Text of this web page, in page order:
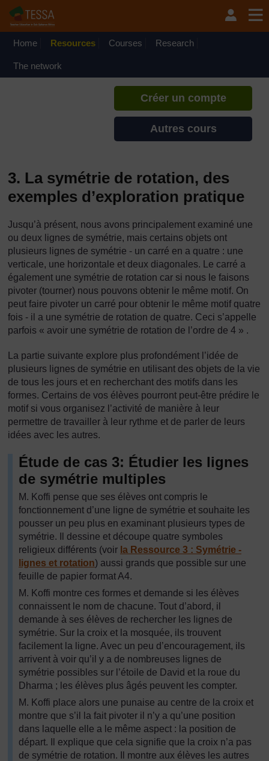
Home Resources Courses Research
The network
Si vous créez un compte, vous
pouvez établir un profil
Créer un compte
Autres cours
3. La symétrie de rotation, des
exemples d’exploration pratique
Jusqu’à présent, nous avons principalement examiné une
ou deux lignes de symétrie, mais certains objets ont
plusieurs lignes de symétrie - un carré en a quatre : une
verticale, une horizontale et deux diagonales. Le carré a
également une symétrie de rotation car si nous le faisons
pivoter (tourner) nous pouvons obtenir le même motif. On
peut faire pivoter un carré pour obtenir le même motif quatre
fois - il a une symétrie de rotation de quatre. Ceci s’appelle
parfois « avoir une symétrie de rotation de l’ordre de 4 » .
La partie suivante explore plus profondément l’idée de
plusieurs lignes de symétrie en utilisant des objets de la vie
de tous les jours et en recherchant des motifs dans les
formes. Certains de vos élèves pourront peut-être prédire le
motif si vous organisez l’activité de manière à leur
permettre de travailler à leur rythme et de parler de leurs
idées avec les autres.
Étude de cas 3: Étudier les lignes
de symétrie multiples
M. Koffi pense que ses élèves ont compris le
fonctionnement d’une ligne de symétrie et souhaite les
pousser un peu plus en examinant plusieurs types de
symétrie. Il dessine et découpe quatre symboles
religieux différents (voir la Ressource 3 : Symétrie -
lignes et rotation) aussi grands que possible sur une
feuille de papier format A4.
M. Koffi montre ces formes et demande si les élèves
connaissent le nom de chacune. Tout d’abord, il
demande à ses élèves de rechercher les lignes de
symétrie. Sur la croix et la mosquée, ils trouvent
facilement la ligne. Avec un peu d’encouragement, ils
arrivent à voir qu’il y a de nombreuses lignes de
symétrie possibles sur l’étoile de David et la roue du
Dharma ; les élèves plus âgés peuvent les compter.
M. Koffi place alors une punaise au centre de la croix et
montre que s’il la fait pivoter il n’y a qu’une position
dans laquelle elle a le même aspect : la position de
départ. Il explique que cela signifie que la croix n’a pas
de symétrie de rotation. Il montre aux élèves les autres